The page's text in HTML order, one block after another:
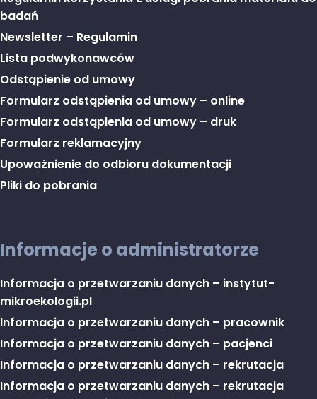
badań
Newsletter – Regulamin
Lista podwykonawców
Odstąpienie od umowy
Formularz odstąpienia od umowy – online
Formularz odstąpienia od umowy – druk
Formularz reklamacyjny
Upoważnienie do odbioru dokumentacji
Pliki do pobrania
Informacje o administratorze
Informacja o przetwarzaniu danych – instytut-
mikroekologii.pl
Informacja o przetwarzaniu danych – pracownik
Informacja o przetwarzaniu danych – pacjenci
Informacja o przetwarzaniu danych – rekrutacja
Informacja o przetwarzaniu danych – rekrutacja